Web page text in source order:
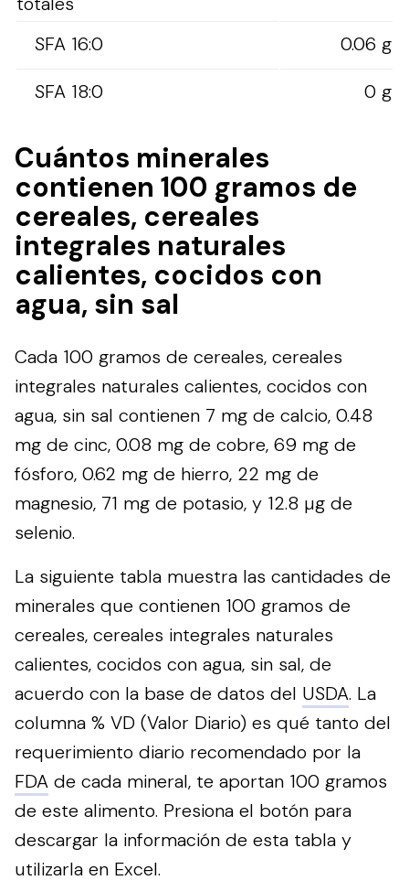
SFA 16:0
0.06 g
SFA 18:0
0 g
Cuántos minerales
contienen 100 gramos de
cereales, cereales
integrales naturales
calientes, cocidos con
agua, sin sal
Cada 100 gramos de cereales, cereales
integrales naturales calientes, cocidos con
agua, sin sal contienen 7 mg de calcio, 0.48
mg de cinc, 0.08 mg de cobre, 69 mg de
fósforo, 0.62 mg de hierro, 22 mg de
magnesio, 71 mg de potasio, y 12.8 µg de
selenio.
La siguiente tabla muestra las cantidades de
minerales que contienen 100 gramos de
cereales, cereales integrales naturales
calientes, cocidos con agua, sin sal, de
acuerdo con la base de datos del USDA. La
columna % VD (Valor Diario) es qué tanto del
requerimiento diario recomendado por la
FDA de cada mineral, te aportan 100 gramos
de este alimento. Presiona el botón para
descargar la información de esta tabla y
utilizarla en Excel.